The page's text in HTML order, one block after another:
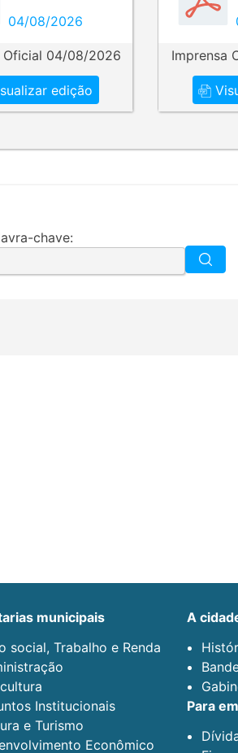
04/08/2026
Oficial 04/08/2026
edição
Imprensa
chave:
municipais
social, Trabalho e Renda
Institucionais
e Turismo
Econômico
a
para